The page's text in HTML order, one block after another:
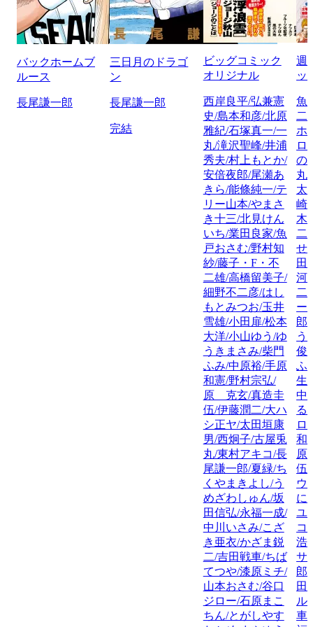
バックホームブ
ルース
長尾謙一郎
三日月のドラゴ
ン
長尾謙一郎
完結
ビッグコミック
オリジナル
西岸良平/弘兼憲
史/島本和彦/北原
雅紀/石塚真一/一
丸/滝沢聖峰/井浦
秀夫/村上もとか/
安倍夜郎/尾瀬あ
きら/能條純一/テ
リー山本/やまさ
き十三/北見けん
いち/業田良家/魚
戸おさむ/野村知
紗/藤子・F・不
二雄/高橋留美子/
細野不二彦/はし
もとみつお/玉井
雪雄/小田扉/松本
大洋/小山ゆう/ゆ
うきまさみ/柴門
ふみ/中原裕/手原
和憲/野村宗弘/
原 克玄/真造圭
伍/伊藤潤二/大ハ
シ正ヤ/太田垣康
男/西炯子/古屋兎
丸/東村アキコ/長
尾謙一郎/夏緑/ち
くやまきよし/う
めざわしゅん/坂
田信弘/永福一成/
中川いさみ/こざ
き亜衣/かざま鋭
二/吉田戦車/ちば
てつや/漆原ミチ/
山本おさむ/谷口
ジロー/石原まこ
ちん/とがしやす
週
ッ
魚
二
ホ
ロ
の
丸
太
崎
木
二
せ
田
河
二
ー
郎
う
俊/
ふ
生
中
る
ロ
和
原
伍/
ウ
に
ユ
コ
浩
サ
郎
田
ル
車/